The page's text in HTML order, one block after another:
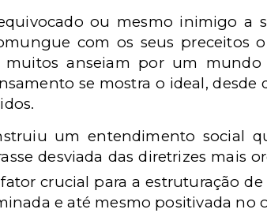
ou mesmo inimigo a
com os seus preceitos
anseiam por um mundo
se mostra o ideal, desde
um entendimento social
desviada das diretrizes mais
crucial para a estruturação
e até mesmo positivada no